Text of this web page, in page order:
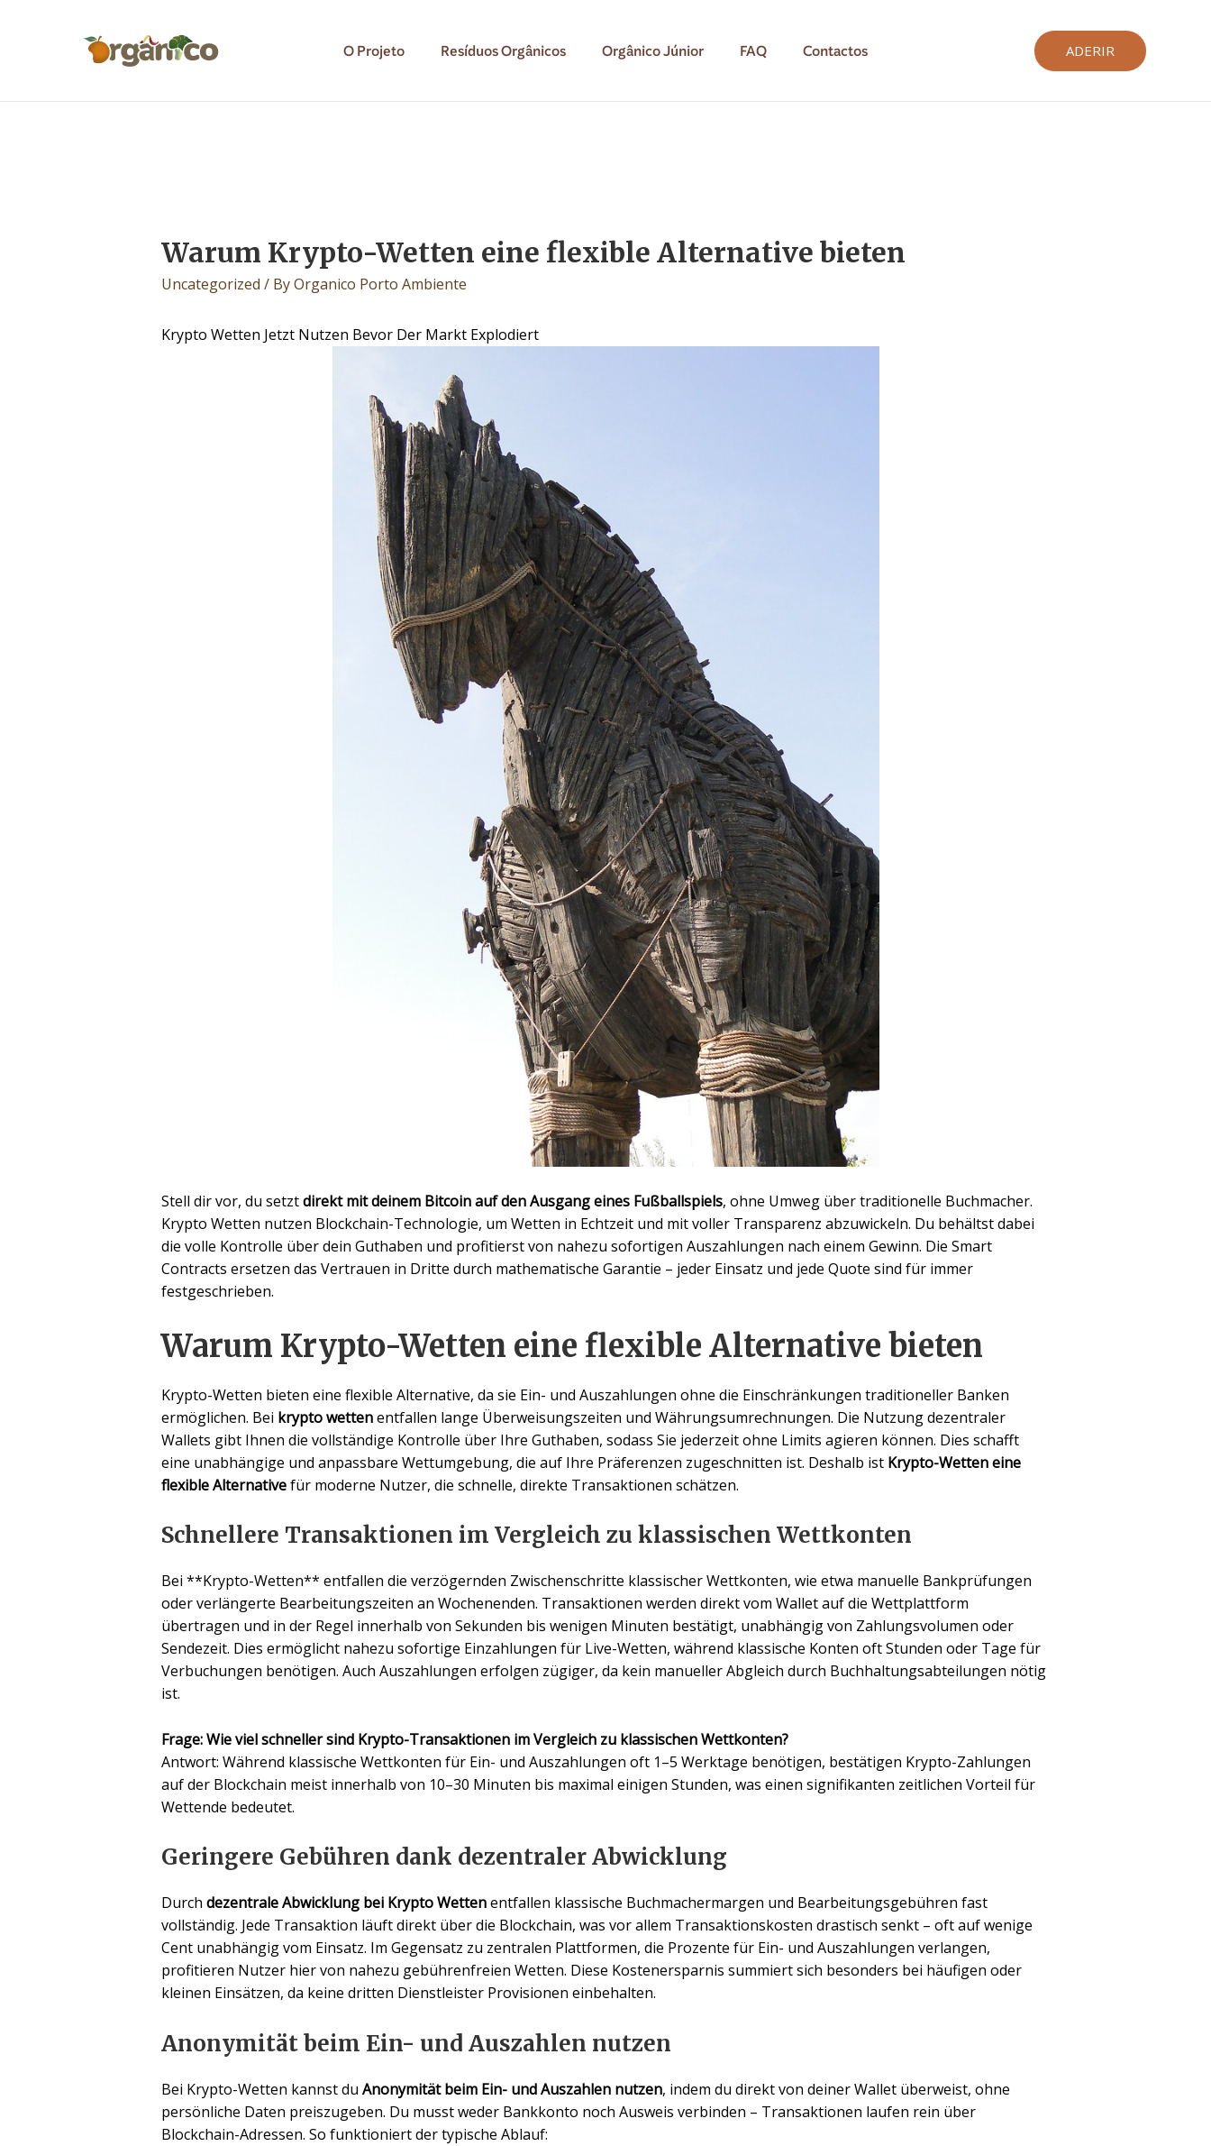
O Projeto Resíduos Orgânicos Orgânico Júnior FAQ Contactos ADERIR
Warum Krypto-Wetten eine flexible Alternative bieten
Uncategorized / ByOrganico Porto Ambiente
Krypto Wetten Jetzt Nutzen Bevor Der Markt Explodiert
Stell dir vor, du setztdirekt mit deinem Bitcoin auf den Ausgang eines Fußballspiels, ohne Umweg über traditionelle Buchmacher.
Krypto Wetten nutzen Blockchain-Technologie, um Wetten in Echtzeit und mit voller Transparenz abzuwickeln. Du behältst dabei
die volle Kontrolle über dein Guthaben und profitierst von nahezu sofortigen Auszahlungen nach einem Gewinn. Die Smart
Contracts ersetzen das Vertrauen in Dritte durch mathematische Garantie – jeder Einsatz und jede Quote sind für immer
festgeschrieben.
Warum Krypto-Wetten eine flexible Alternative bieten
Krypto-Wetten bieten eine flexible Alternative, da sie Ein- und Auszahlungen ohne die Einschränkungen traditioneller Banken
ermöglichen. Bei krypto wettenentfallen lange Überweisungszeiten und Währungsumrechnungen. Die Nutzung dezentraler
Wallets gibt Ihnen die vollständige Kontrolle über Ihre Guthaben, sodass Sie jederzeit ohne Limits agieren können. Dies schafft
eine unabhängige und anpassbare Wettumgebung, die auf Ihre Präferenzen zugeschnitten ist. Deshalb ist Krypto-Wetten eine
flexible Alternativefür moderne Nutzer, die schnelle, direkte Transaktionen schätzen.
Schnellere Transaktionen im Vergleich zu klassischen Wettkonten
Bei **Krypto-Wetten** entfallen die verzögernden Zwischenschritte klassischer Wettkonten, wie etwa manuelle Bankprüfungen
oder verlängerte Bearbeitungszeiten an Wochenenden. Transaktionen werden direkt vom Wallet auf die Wettplattform
übertragen und in der Regel innerhalb von Sekunden bis wenigen Minuten bestätigt, unabhängig von Zahlungsvolumen oder
Sendezeit. Dies ermöglicht nahezu sofortige Einzahlungen für Live-Wetten, während klassische Konten oft Stunden oder Tage für
Verbuchungen benötigen. Auch Auszahlungen erfolgen zügiger, da kein manueller Abgleich durch Buchhaltungsabteilungen nötig
ist.
Frage: Wie viel schneller sind Krypto-Transaktionen im Vergleich zu klassischen Wettkonten?
Antwort: Während klassische Wettkonten für Ein- und Auszahlungen oft 1–5 Werktage benötigen, bestätigen Krypto-Zahlungen
auf der Blockchain meist innerhalb von 10–30 Minuten bis maximal einigen Stunden, was einen signifikanten zeitlichen Vorteil für
Wettende bedeutet.
Geringere Gebühren dank dezentraler Abwicklung
Durch dezentrale Abwicklung bei Krypto Wettenentfallen klassische Buchmachermargen und Bearbeitungsgebühren fast
vollständig. Jede Transaktion läuft direkt über die Blockchain, was vor allem Transaktionskosten drastisch senkt – oft auf wenige
Cent unabhängig vom Einsatz. Im Gegensatz zu zentralen Plattformen, die Prozente für Ein- und Auszahlungen verlangen,
profitieren Nutzer hier von nahezu gebührenfreien Wetten. Diese Kostenersparnis summiert sich besonders bei häufigen oder
kleinen Einsätzen, da keine dritten Dienstleister Provisionen einbehalten.
Anonymität beim Ein- und Auszahlen nutzen
Bei Krypto-Wetten kannst du Anonymität beim Ein- und Auszahlen nutzen, indem du direkt von deiner Wallet überweist, ohne
persönliche Daten preiszugeben. Du musst weder Bankkonto noch Ausweis verbinden – Transaktionen laufen rein über
Blockchain-Adressen. So funktioniert der typische Ablauf: